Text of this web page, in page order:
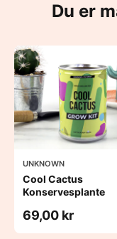
Du er
UNKNOWN
Cool Cactus
Konservesplante
69,00 kr